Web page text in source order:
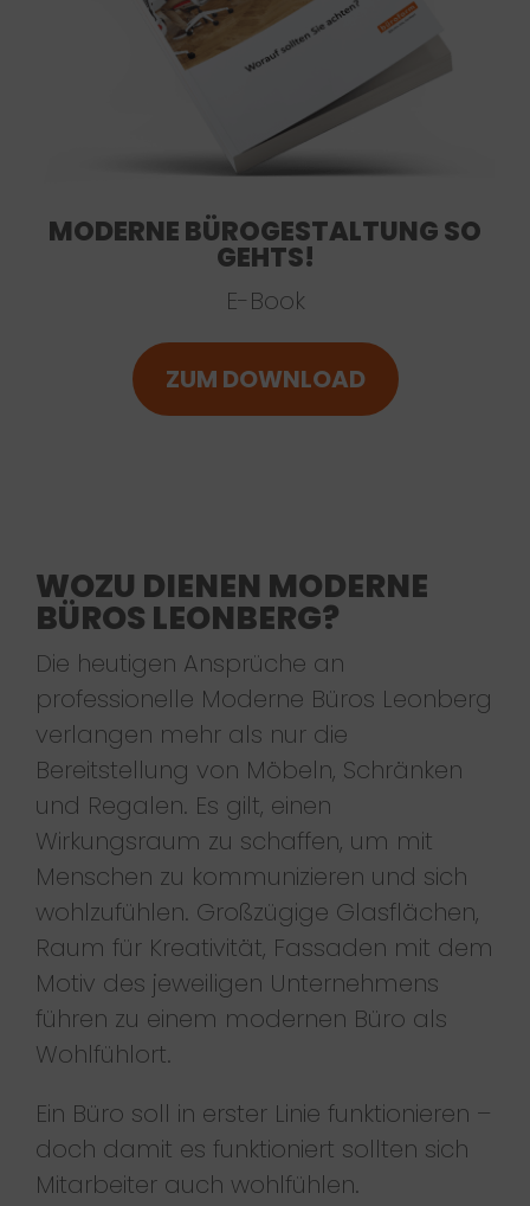
MODERNE BÜROGESTALTUNG SO
GEHTS!
E-Book
ZUM DOWNLOAD
WOZU DIENEN MODERNE
BÜROS LEONBERG?
Die heutigen Ansprüche an
professionelle Moderne Büros Leonberg
verlangen mehr als nur die
Bereitstellung von Möbeln, Schränken
und Regalen. Es gilt, einen
Wirkungsraum zu schaffen, um mit
Menschen zu kommunizieren und sich
wohlzufühlen. Großzügige Glasflächen,
Raum für Kreativität, Fassaden mit dem
Motiv des jeweiligen Unternehmens
führen zu einem modernen Büro als
Wohlfühlort.
Ein Büro soll in erster Linie funktionieren –
doch damit es funktioniert sollten sich
Mitarbeiter auch wohlfühlen.